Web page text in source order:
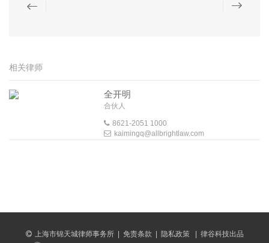
相关律师
全开明
合伙人
8621-2051 1000
kaimingq@allbrightlaw.com
上海市锦天城律师事务所 免责条款 隐私政策 律谷科技出品